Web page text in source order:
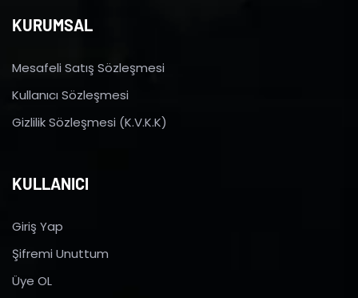
KURUMSAL
Mesafeli Satış Sözleşmesi
Kullanıcı Sözleşmesi
Gizlilik Sözleşmesi (K.V.K.K)
KULLANICI
Giriş Yap
Şifremi Unuttum
Üye OL